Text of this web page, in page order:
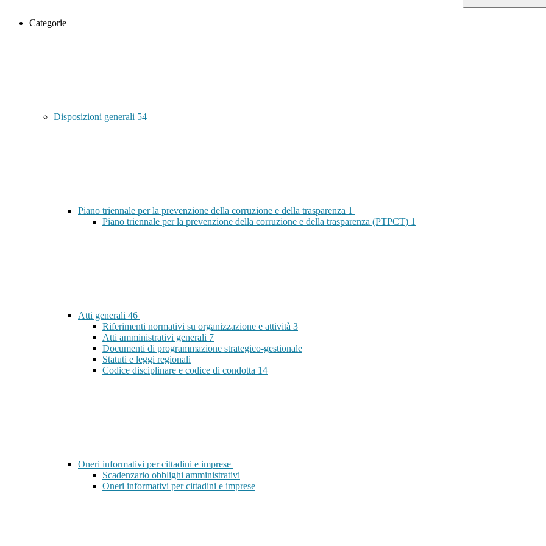
Categorie
Disposizioni generali 54
Piano triennale per la prevenzione della corruzione e della trasparenza 1
Piano triennale per la prevenzione della corruzione e della trasparenza (PTPCT) 1
Atti generali 46
Riferimenti normativi su organizzazione e attività 3
Atti amministrativi generali 7
Documenti di programmazione strategico-gestionale
Statuti e leggi regionali
Codice disciplinare e codice di condotta 14
Oneri informativi per cittadini e imprese
Scadenzario obblighi amministrativi
Oneri informativi per cittadini e imprese